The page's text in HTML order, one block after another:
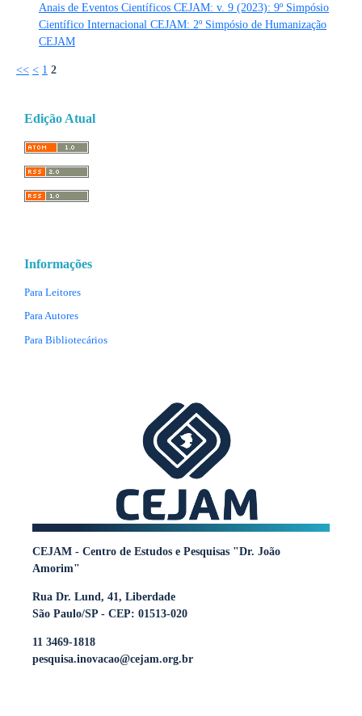
Anais de Eventos Científicos CEJAM: v. 9 (2023): 9º Simpósio
Científico Internacional CEJAM: 2º Simpósio de Humanização
CEJAM
<< < 1 2
Edição Atual
Informações
Para Leitores
Para Autores
Para Bibliotecários
CEJAM - Centro de Estudos e Pesquisas "Dr. João
Amorim"
Rua Dr. Lund, 41, Liberdade
São Paulo/SP - CEP: 01513-020
11 3469-1818
pesquisa.inovacao@cejam.org.br